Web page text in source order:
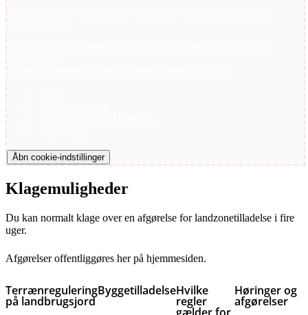
Åbn cookie-indstillinger
Klagemuligheder
Du kan normalt klage over en afgørelse for landzonetilladelse i fire
uger.
Afgørelser offentliggøres her på hjemmesiden.
Terrænregulering
på landbrugsjord
ByggetilladelseHvilke
regler
Høringer og
afgørelser